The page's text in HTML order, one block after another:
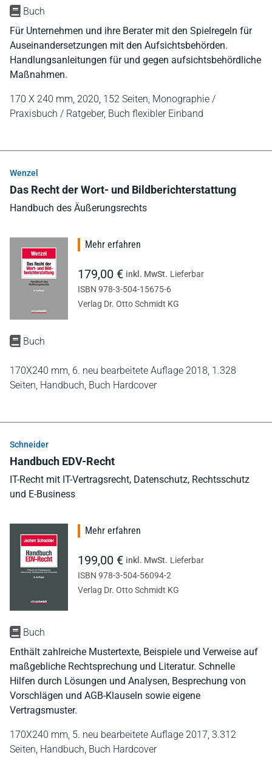
Buch
Für Unternehmen und ihre Berater mit den Spielregeln für
Auseinandersetzungen mit den Aufsichtsbehörden.
Handlungsanleitungen für und gegen aufsichtsbehördliche
Maßnahmen.
170 X 240 mm, 2020, 152 Seiten, Monographie /
Praxisbuch / Ratgeber, Buch flexibler Einband
Wenzel
Das Recht der Wort- und Bildberichterstattung
Handbuch des Äußerungsrechts
Buch
170X240 mm, 6. neu bearbeitete Auflage 2018, 1.328
Seiten, Handbuch, Buch Hardcover
Mehr erfahren
179,00 € inkl. MwSt. Lieferbar
ISBN 978-3-504-15675-6
Verlag Dr. Otto Schmidt KG
Schneider
Handbuch EDV-Recht
IT-Recht mit IT-Vertragsrecht, Datenschutz, Rechtsschutz
und E-Business
Buch
Enthält zahlreiche Mustertexte, Beispiele und Verweise auf
maßgebliche Rechtsprechung und Literatur. Schnelle
Hilfen durch Lösungen und Analysen, Besprechung von
Vorschlägen und AGB-Klauseln sowie eigene
Vertragsmuster.
170X240 mm, 5. neu bearbeitete Auflage 2017, 3.312
Seiten, Handbuch, Buch Hardcover
Mehr erfahren
199,00 € inkl. MwSt. Lieferbar
ISBN 978-3-504-56094-2
Verlag Dr. Otto Schmidt KG